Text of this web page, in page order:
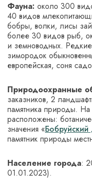
Фауна: около 300
40 видов
бобры, волки, лисы
более 30 видов рыб,
и земноводных.
зимородок
европейская, соня
Природоохранные
заказников, 2
памятника природы.
расположены:
значения «
памятник природы
Население города:
01.01.2023).­